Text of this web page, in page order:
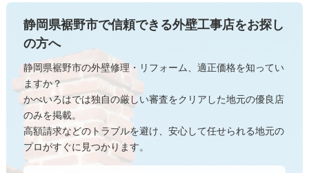
静岡県裾野市で信頼できる外壁工事店をお探し
の方へ
静岡県裾野市の外壁修理・リフォーム、適正価格を知ってい
ますか？
かべいろはでは独自の厳しい審査をクリアした地元の優良店
のみを掲載。
高額請求などのトラブルを避け、安心して任せられる地元の
プロがすぐに見つかります。